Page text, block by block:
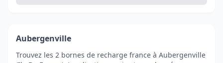
Aubergenville
Trouvez les 2 bornes de recharge france à Aubergenville